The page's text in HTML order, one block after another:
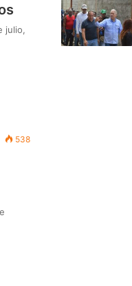
julio,
538